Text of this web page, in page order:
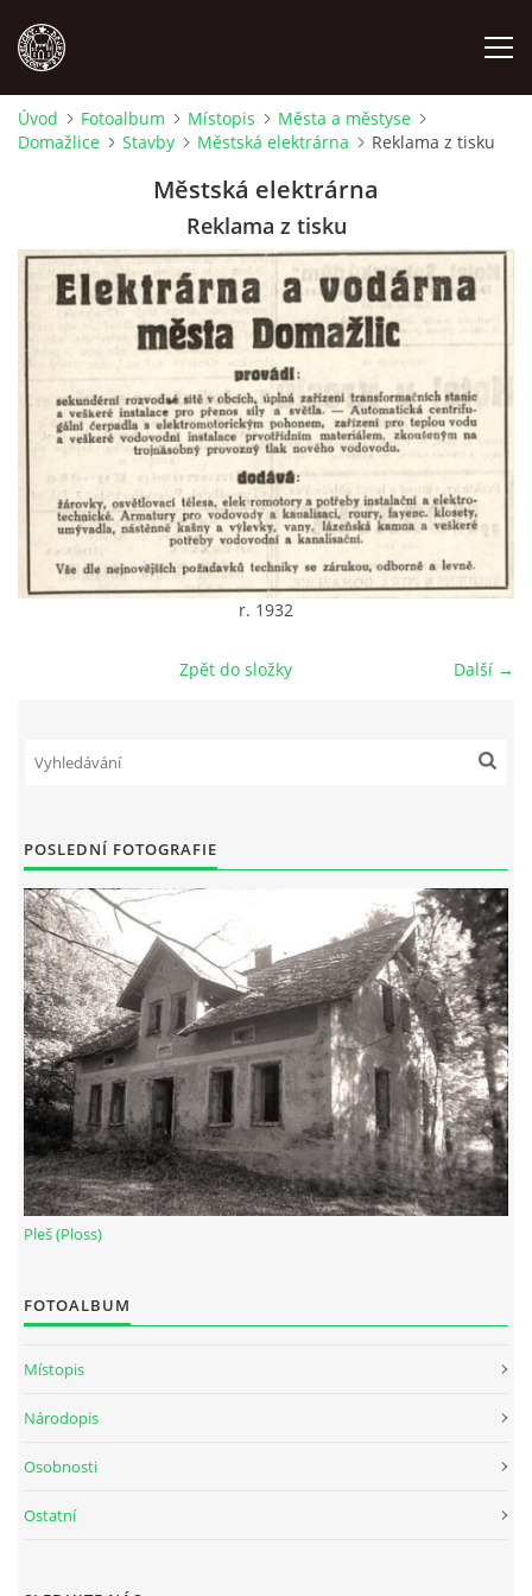
MÍSTOPIS
OSOBNOSTI
ODKAZY
O NÁS
DŮL NA SLÍDU (NA KOLE)
Tento projekt je realizován za finanční podpory
města Domažlice.
© 2026 eStránky.cz Aktualizováno: 17. 7. 2026|Nahoru ↑
Úvod Fotoalbum Místopis
Města a městyse
Domažlice
Stavby Městská elektrárna Reklama z tisku
Městská elektrárna
Reklama z tisku
r. 1932
Další →
Zpět do složky
POSLEDNÍ FOTOGRAFIE
Pleš (Ploss)
FOTOALBUM
Místopis
Národopis
Osobnosti
Ostatní